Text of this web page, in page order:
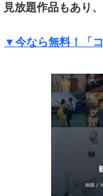
見放題作品もあり
▼今なら無料！「